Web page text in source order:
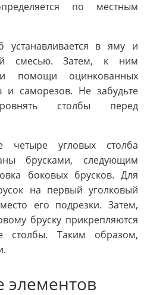
по местным
устанавливается в яму и
смесью. Затем, к ним
помощи оцинкованных
и саморезов. Не забудьте
столбы перед
четыре угловых столба
брусками, следующим
боковых брусков. Для
на первый уголковый
его подрезки. Затем,
бруску прикрепляются
столбы. Таким образом,
элементов